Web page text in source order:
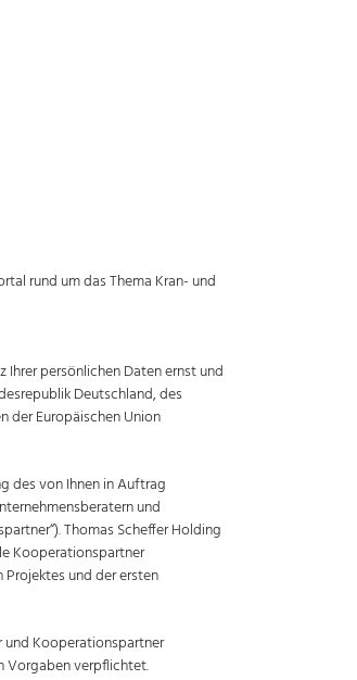
rund um das Thema Kran- und
Ihrer persönlichen Daten ernst und
Deutschland, des
der Europäischen Union
des von Ihnen in Auftrag
und
Thomas Scheffer Holding
Kooperationspartner
und der ersten
und Kooperationspartner
Vorgaben verpflichtet.